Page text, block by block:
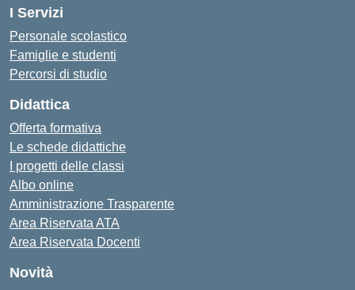
I Servizi
Personale scolastico
Famiglie e studenti
Percorsi di studio
Didattica
Offerta formativa
Le schede didattiche
I progetti delle classi
Albo online
Amministrazione Trasparente
Area Riservata ATA
Area Riservata Docenti
Novità